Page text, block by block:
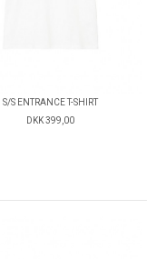
S/S ENTRANCE T-SHIRT
DKK 399,00